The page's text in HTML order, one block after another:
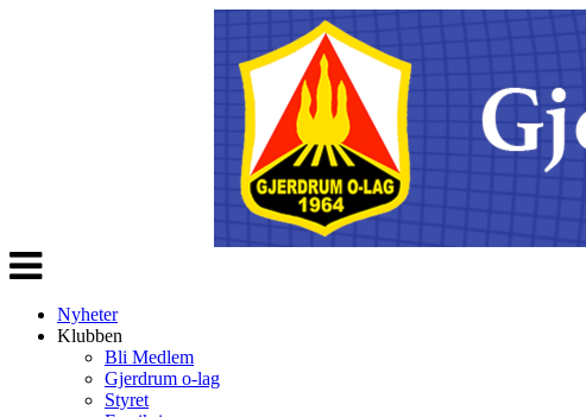
Veksle
navigasjon
Nyheter
Klubben
Bli Medlem
Gjerdrum o-lag
Styret